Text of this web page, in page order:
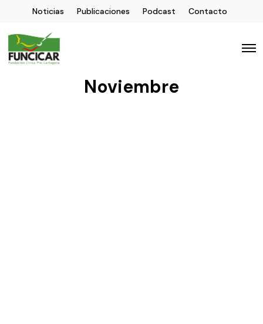
Noticias Publicaciones Podcast Contacto
Noviembre